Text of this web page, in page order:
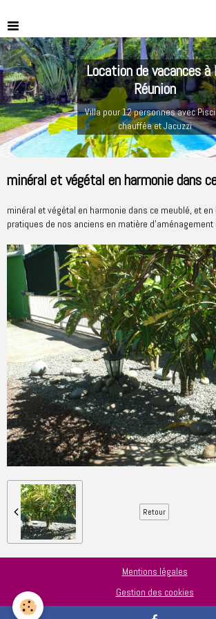
Location de vacances à
Réunion
Villa pour 12 personnes avec
chauffée et Jacuzzi
minéral et végétal en harmonie dans
minéral et végétal en harmonie dans ce meublé, et
pratiques de nos anciens en matière d'aménagement
Retour
Mentions légales
Gestion des cookies